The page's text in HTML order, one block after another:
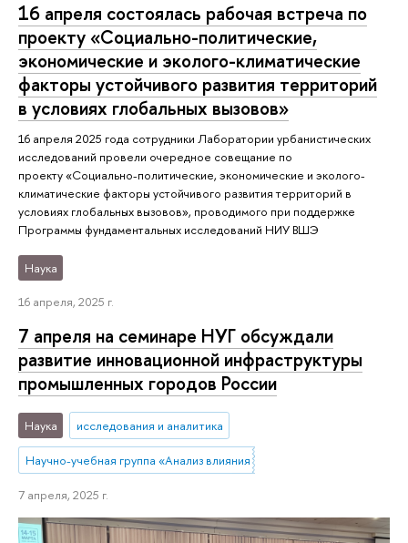
16 апреля состоялась рабочая встреча по
проекту «Социально-политические,
экономические и эколого-климатические
факторы устойчивого развития территорий
в условиях глобальных вызовов»
16 апреля 2025 года сотрудники Лаборатории урбанистических
исследований провели очередное совещание по
проекту «Социально-политические, экономические и эколого-
климатические факторы устойчивого развития территорий в
условиях глобальных вызовов», проводимого при поддержке
Программы фундаментальных исследований НИУ ВШЭ
Наука
16 апреля, 2025 г.
7 апреля на семинаре НУГ обсуждали
развитие инновационной инфраструктуры
промышленных городов России
Наука исследования и аналитика
Научно-учебная группа «Анализ влияния инфраструктуры
7 апреля, 2025 г.